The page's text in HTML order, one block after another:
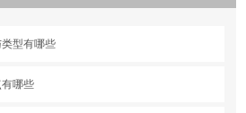
型有哪些
哪些